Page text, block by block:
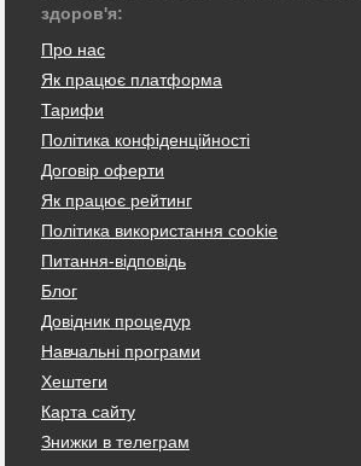
здоров'я:
Про нас
Як працює платформа
Тарифи
Політика конфіденційності
Договір оферти
Як працює рейтинг
Політика використання cookie
Питання-відповідь
Блог
Довідник процедур
Навчальні програми
Хештеги
Карта сайту
Знижки в телеграм